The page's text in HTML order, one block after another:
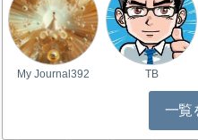
My Journal392 TB
一覧